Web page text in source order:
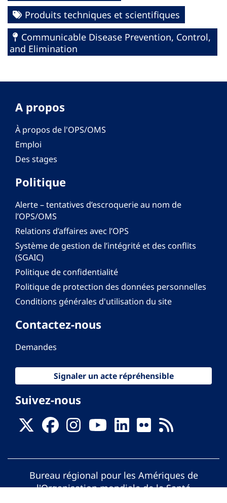
Produits techniques et scientifiques
Communicable Disease Prevention, Control,
and Elimination
A propos
À propos de l'OPS/OMS
Emploi
Des stages
Politique
Alerte – tentatives d’escroquerie au nom de
l’OPS/OMS
Relations d’affaires avec l’OPS
Système de gestion de l’intégrité et des conflits
(SGAIC)
Politique de confidentialité
Politique de protection des données personnelles
Conditions générales d'utilisation du site
Contactez-nous
Demandes
Signaler un acte répréhensible
Suivez-nous
Bureau régional pour les Amériques de
l'Organisation mondiale de la Santé